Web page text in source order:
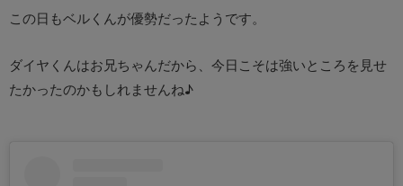
この日もベルくんが優勢だったようです。
ダイヤくんはお兄ちゃんだから、今日こそは強いところを見せ
たかったのかもしれませんね♪